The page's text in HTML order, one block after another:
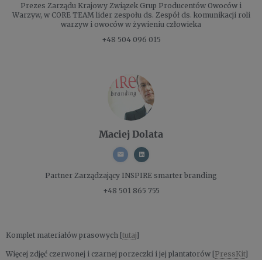
Prezes Zarządu Krajowy Związek Grup Producentów Owoców i
Warzyw, w CORE TEAM lider zespołu ds. Zespół ds. komunikacji roli
warzyw i owoców w żywieniu człowieka
+48 504 096 015
Maciej Dolata
Partner Zarządzający INSPIRE smarter branding
+48 501 865 755
Komplet materiałów prasowych [tutaj]
Więcej zdjęć czerwonej i czarnej porzeczki i jej plantatorów [PressKit]